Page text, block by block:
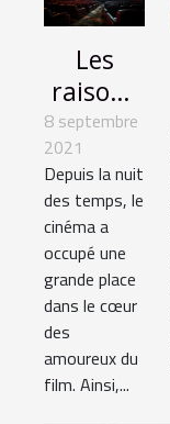
Les
raisons
à se
rendre
encore
au
cinéma
?
8 septembre
2021
Depuis la nuit
des temps, le
cinéma a
occupé une
grande place
dans le cœur
des
amoureux du
film. Ainsi,...